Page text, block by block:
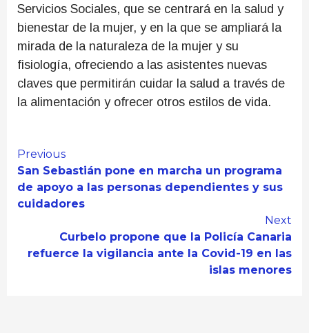
Servicios Sociales, que se centrará en la salud y
bienestar de la mujer, y en la que se ampliará la
mirada de la naturaleza de la mujer y su
fisiología, ofreciendo a las asistentes nuevas
claves que permitirán cuidar la salud a través de
la alimentación y ofrecer otros estilos de vida.
Continue
Reading
Previous
San Sebastián pone en marcha un programa
de apoyo a las personas dependientes y sus
cuidadores
Next
Curbelo propone que la Policía Canaria
refuerce la vigilancia ante la Covid-19 en las
islas menores